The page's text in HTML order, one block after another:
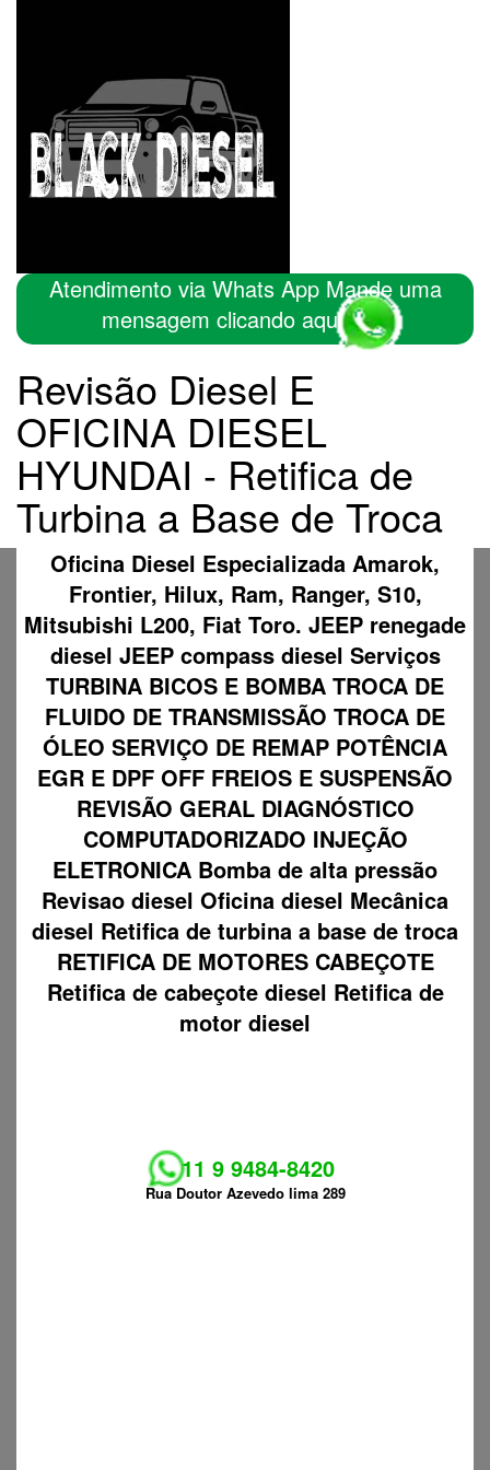
Atendimento via Whats App Mande uma
mensagem clicando aqui
Revisão Diesel E
OFICINA DIESEL
HYUNDAI - Retifica de
Turbina a Base de Troca
Oficina Diesel Especializada Amarok,
Frontier, Hilux, Ram, Ranger, S10,
Mitsubishi L200, Fiat Toro. JEEP renegade
diesel JEEP compass diesel Serviços
TURBINA BICOS E BOMBA TROCA DE
FLUIDO DE TRANSMISSÃO TROCA DE
ÓLEO SERVIÇO DE REMAP POTÊNCIA
EGR E DPF OFF FREIOS E SUSPENSÃO
REVISÃO GERAL DIAGNÓSTICO
COMPUTADORIZADO INJEÇÃO
ELETRONICA Bomba de alta pressão
Revisao diesel Oficina diesel Mecânica
diesel Retifica de turbina a base de troca
RETIFICA DE MOTORES CABEÇOTE
Retifica de cabeçote diesel Retifica de
motor diesel
11 9 9484-8420
Rua Doutor Azevedo lima 289